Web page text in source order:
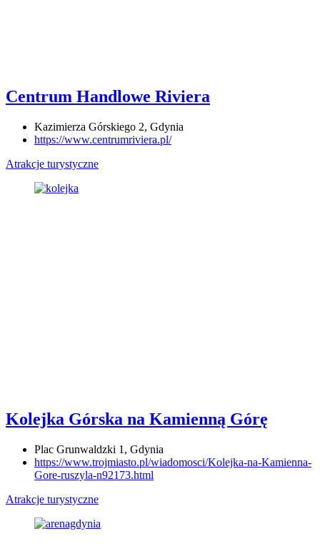
Centrum Handlowe Riviera
Kazimierza Górskiego 2, Gdynia
https://www.centrumriviera.pl/
Atrakcje turystyczne
Kolejka Górska na Kamienną Górę
Plac Grunwaldzki 1, Gdynia
https://www.trojmiasto.pl/wiadomosci/Kolejka-na-Kamienna-
Gore-ruszyla-n92173.html
Atrakcje turystyczne